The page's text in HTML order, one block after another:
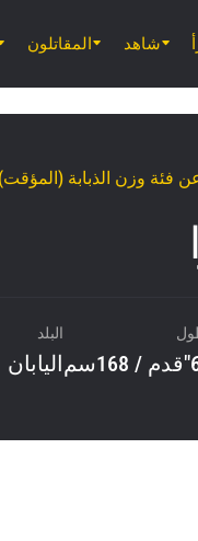
المقاتلون شاهد
فئة وزن الذبابة (المؤقت)
البلد
اليابان